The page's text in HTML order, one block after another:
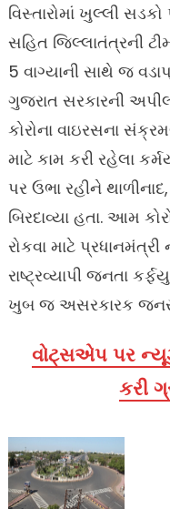
વિસ્તારોમાં ખુલ્લી
સહિત જિલ્લાતંત્રની
5 વાગ્યાની સાથે જ
ગુજરાત સરકારની
કોરોના વાઇરસના
માટે કામ કરી રહેલા
પર ઉભા રહીને
બિરદાવ્યા હતા. આમ
રોકવા માટે
રાષ્ટ્રવ્યાપી જનતા
ખુબ જ અસરકારક
વોટ્સએપ પર
કરી